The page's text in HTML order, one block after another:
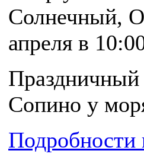
Солнечный,
апреля в
Праздничный
Сопино у
Подробности